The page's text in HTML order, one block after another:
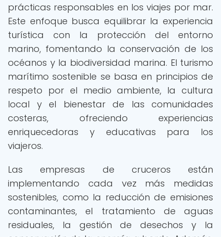
prácticas responsables en los viajes por mar.
Este enfoque busca equilibrar la experiencia
turística con la protección del entorno
marino, fomentando la conservación de los
océanos y la biodiversidad marina. El turismo
marítimo sostenible se basa en principios de
respeto por el medio ambiente, la cultura
local y el bienestar de las comunidades
costeras, ofreciendo experiencias
enriquecedoras y educativas para los
viajeros.
Las empresas de cruceros están
implementando cada vez más medidas
sostenibles, como la reducción de emisiones
contaminantes, el tratamiento de aguas
residuales, la gestión de desechos y la